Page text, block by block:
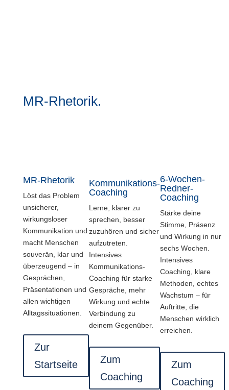
MR-Rhetorik.
MR-Rhetorik
Löst das Problem
unsicherer,
wirkungsloser
Kommunikation und
macht Menschen
souverän, klar und
überzeugend – in
Gesprächen,
Präsentationen und
allen wichtigen
Alltagssituationen.
Zur
Startseite
Kommunikations-
Coaching
Lerne, klarer zu
sprechen, besser
zuzuhören und sicher
aufzutreten.
Intensives
Kommunikations-
Coaching für starke
Gespräche, mehr
Wirkung und echte
Verbindung zu
deinem Gegenüber.
Zum
Coaching
6-Wochen-
Redner-
Coaching
Stärke deine
Stimme, Präsenz
und Wirkung in nur
sechs Wochen.
Intensives
Coaching, klare
Methoden, echtes
Wachstum – für
Auftritte, die
Menschen wirklich
erreichen.
Zum
Coaching